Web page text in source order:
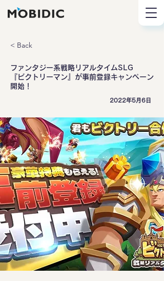
< Back
ファンタジー系戦略リアルタイムSLG
『ビクトリーマン』が事前登録キャンペーン
開始！
2022年5月6日